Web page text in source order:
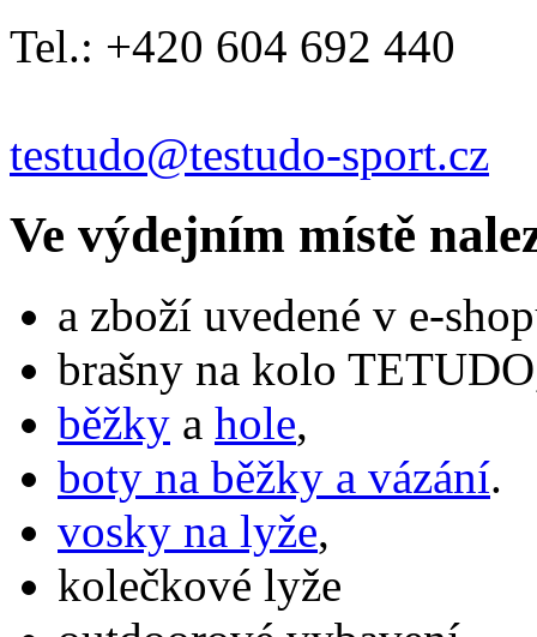
Tel.: +420 604 692 440
testudo@testudo-sport.cz
Ve výdejním místě
a zboží uvedené v e-
brašny na kolo
běžky a hole,
boty na běžky a vázání.
vosky na lyže,
kolečkové lyže